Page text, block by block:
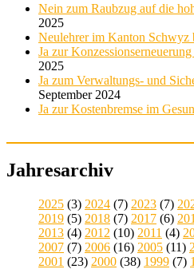
Nein zum Raubzug auf die
2025
Neulehrer im Kanton Schwyz
Ja zur
2025
Ja zum Verwaltungs- und
September 2024
Ja zur Kostenbremse im
Jahresarchiv
2025 (3) 2024 (7) 2023 (7)
2019 (5) 2018 (7) 2017 (6)
2013 (4) 2012 (10) 2011 (4)
2007 (7) 2006 (16) 2005 (11)
2001 (23) 2000 (38) 1999 (7)